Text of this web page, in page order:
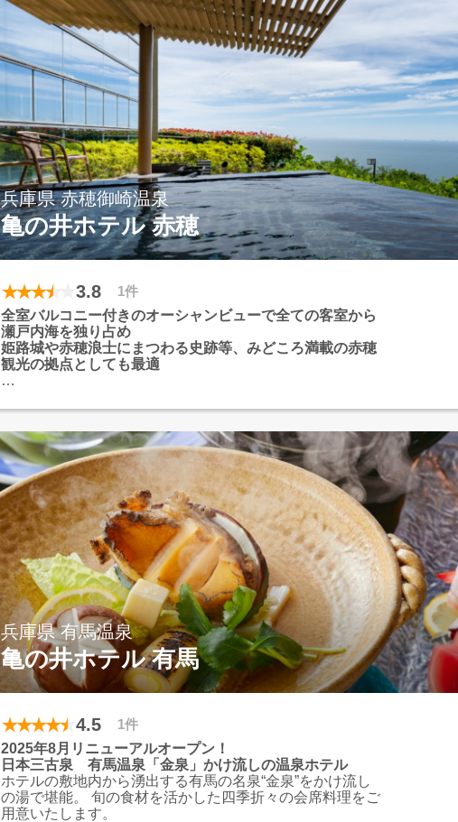
兵庫県 赤穂御崎温泉
亀の井ホテル 赤穂
3.8
1件
全室バルコニー付きのオーシャンビューで全ての客室から
瀬戸内海を独り占め
姫路城や赤穂浪士にまつわる史跡等、みどころ満載の赤穂
観光の拠点としても最適
な非日常を満喫
赤穂の塩や瀬戸内海の牡蠣など旬の味覚をお楽しみいただ
けます。
目の前に広がる波穏やかな瀬戸内海の絶好ロケーションも
ご堪能ください。
兵庫県 有馬温泉
亀の井ホテル 有馬
4.5
1件
2025年8月リニューアルオープン！
日本三古泉 有馬温泉「金泉」かけ流しの温泉ホテル
ホテルの敷地内から湧出する有馬の名泉“金泉”をかけ流し
の湯で堪能。 旬の食材を活かした四季折々の会席料理をご
用意いたします。